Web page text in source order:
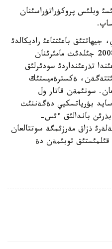
وبلئس پروكؤراتؤراسئنان
جيهاتتئق باعئتتاعئ راديكالدئ
يدةولوگيانئ ذستانعان ر.بيبكوأ 2008 جئلدئث مامئرئنان
تذرعئنداردئ سودئرلئق
ةكسترةميستئك
سونئمةن قاتار ول
سايد بؤرياتسكيي دةگةننئث
بذرئن باندالئق ءئس-
ذزاق مةرزئمگة سوتتالعان
توبئمةن دة